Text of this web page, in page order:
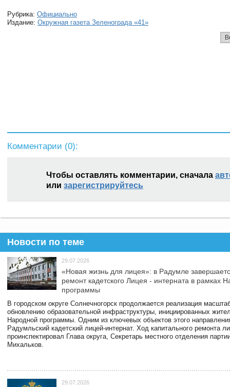
Рубрика: Официально
Издание: Окружная газета Зеленограда «41»
Комментарии (0):
Чтобы оставлять комментарии, сначала
или зарегистрируйтесь
Новости по теме
29.07.2026
«Новая жизнь для лицея»: в Радумле
ремонт кадетского Лицея - интерната в рамках
программы
В городском округе Солнечногорск продолжается реализация
обновлению образовательной инфраструктуры, инициированных
Народной программы. Одним из ключевых объектов этого
Радумльский кадетский лицей-интернат. Ход капитального ремонта
проинспектировал Глава округа, Секретарь местного отделения
Михальков.
29.07.2026